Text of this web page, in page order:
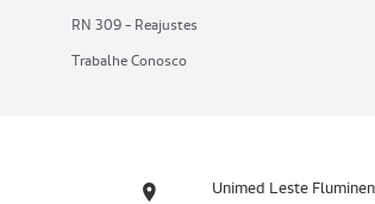
RN 309 - Reajustes
Trabalhe Conosco
Unimed Leste